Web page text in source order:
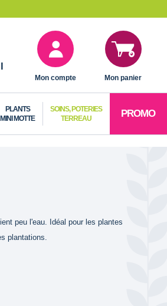
Mon compte Mon panier
PLANTS
MINI MOTTE
SOINS, POTERIES
TERREAU
PROMO
peu l'eau. Idéal pour les plantes
plantations.